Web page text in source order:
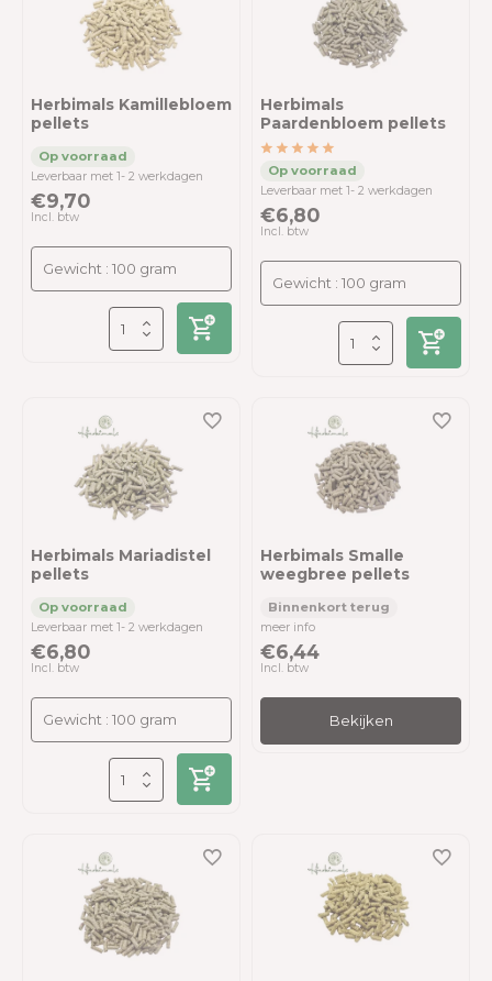
Herbimals Kamillebloem
pellets
Leverbaar met 1- 2 werkdagen
€9,70
Incl. btw
Herbimals
Paardenbloem pellets
Leverbaar met 1- 2 werkdagen
€6,80
Incl. btw
Herbimals Mariadistel
pellets
Leverbaar met 1- 2 werkdagen
€6,80
Incl. btw
Herbimals Smalle
weegbree pellets
meer info
€6,44
Incl. btw
Bekijken